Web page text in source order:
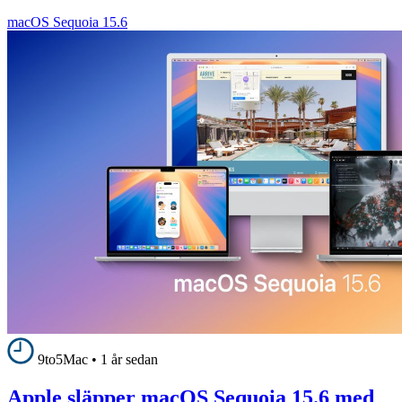
macOS Sequoia 15.6
9to5Mac • 1 år sedan
Apple släpper macOS Sequoia 15.6 med